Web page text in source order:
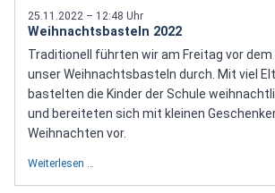
25.11.2022 – 12:48 Uhr
Weihnachtsbasteln 2022
Traditionell führten wir am Freitag vor
unser Weihnachtsbasteln durch. Mit viel
bastelten die Kinder der Schule
und bereiteten sich mit kleinen
Weihnachten vor.
Weiterlesen …